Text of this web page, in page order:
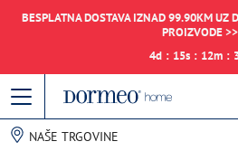
BESPLATNA DOSTAVA IZNAD 99.90KM UZ
PROIZVODE >>
4d : 15s : 12m :
NAŠE TRGOVINE